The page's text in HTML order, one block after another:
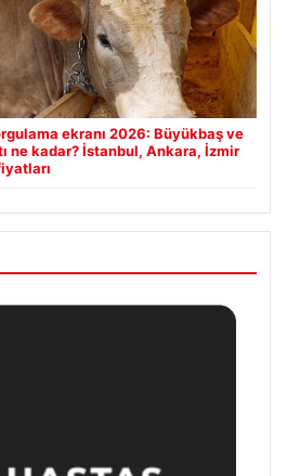
ekranı 2026: Büyükbaş ve
ne kadar? İstanbul, Ankara, İzmir